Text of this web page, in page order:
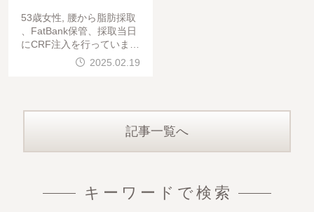
53歳女性, 腰から脂肪採取
、FatBank保管、採取当日
にCRF注入を行っています
。頬コケは癒着を剥がすよ
2025.02.19
記事一覧へ
キーワードで検索